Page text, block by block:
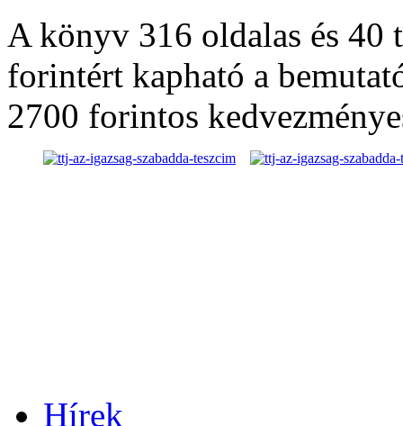
A könyv 316 oldalas és 40
forintért kapható a
2700 forintos
Hírek